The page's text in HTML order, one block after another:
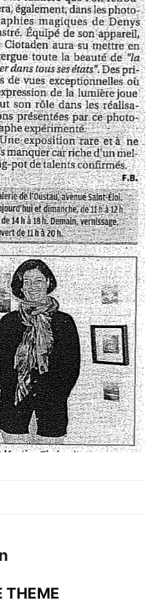
THEME